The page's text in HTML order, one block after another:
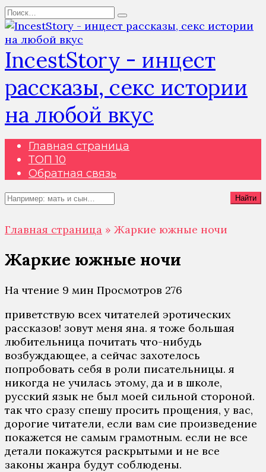
Перейти
к
содержанию
Search
for:
IncestStory - инцест
рассказы, секс истории
на любой вкус
Главная страница
ТОП 10
Обратная связь
Search
Найти
Главная страница » Жаркие южные ночи
Жаркие южные ночи
На чтение 9 мин Просмотров 276
приветствую всех читателей эротических
рассказов! зовут меня яна. я тоже большая
любительница почитать что-нибудь
возбуждающее, а сейчас захотелось
попробовать себя в роли писательницы. я
никогда не училась этому, да и в школе,
русский язык не был моей сильной стороной.
так что сразу спешу просить прощения, у вас,
дорогие читатели, если вам сие произведение
покажется не самым грамотным. если не все
детали покажутся раскрытыми и не все
законы жанра будут соблюдены.